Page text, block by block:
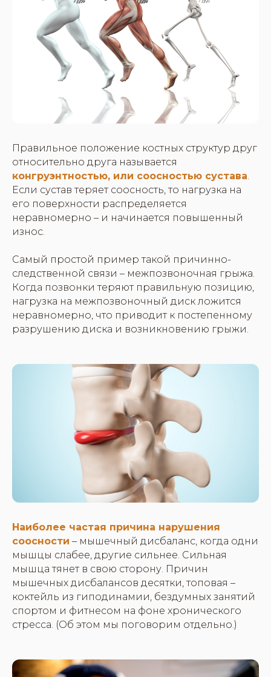
Правильное положение костных структур друг
относительно друга называется
конгруэнтностью, или соосностью сустава.
Если сустав теряет соосность, то нагрузка на
его поверхности распределяется
неравномерно – и начинается повышенный
износ.
Самый простой пример такой причинно-
следственной связи – межпозвоночная грыжа.
Когда позвонки теряют правильную позицию,
нагрузка на межпозвоночный диск ложится
неравномерно, что приводит к постепенному
разрушению диска и возникновению грыжи.
Наиболее частая причина нарушения
соосности – мышечный дисбаланс, когда одни
мышцы слабее, другие сильнее. Сильная
мышца тянет в свою сторону. Причин
мышечных дисбалансов десятки, топовая –
коктейль из гиподинамии, бездумных занятий
спортом и фитнесом на фоне хронического
стресса. (Об этом мы поговорим отдельно.)